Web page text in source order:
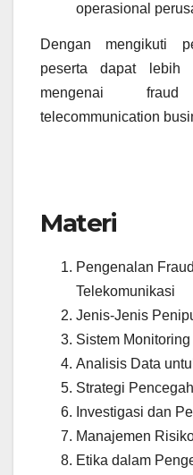
operasional
Dengan mengikuti
peserta dapat lebih
mengenai
telecommunication
Materi
Pengenalan
Telekomunikasi
Jenis-Jenis
Sistem
Analisis Data
Strategi
Investigasi dan
Manajemen
Etika dalam